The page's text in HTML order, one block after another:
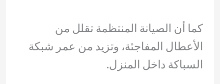
كما أن الصيانة المنتظمة تقلل من
الأعطال المفاجئة، وتزيد من عمر شبكة
السباكة داخل المنزل.